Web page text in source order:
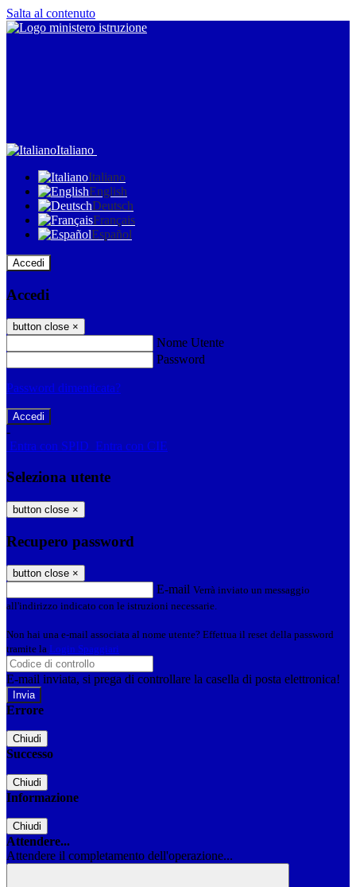
Salta al contenuto
Italiano
Italiano
English
Deutsch
Français
Español
Accedi
Accedi
button close ×
Nome Utente
Password
Password dimenticata?
-
Entra con SPID Entra con CIE
Seleziona utente
button close ×
Recupero password
button close ×
E-mail Verrà inviato un messaggio
all'indirizzo indicato con le istruzioni necessarie.
Non hai una e-mail associata al nome utente? Effettua il reset della password
tramite la Login Spaggiari
E-mail inviata, si prega di controllare la casella di posta elettronica!
Errore
Chiudi
Successo
Chiudi
Informazione
Chiudi
Attendere...
Attendere il completamento dell'operazione...